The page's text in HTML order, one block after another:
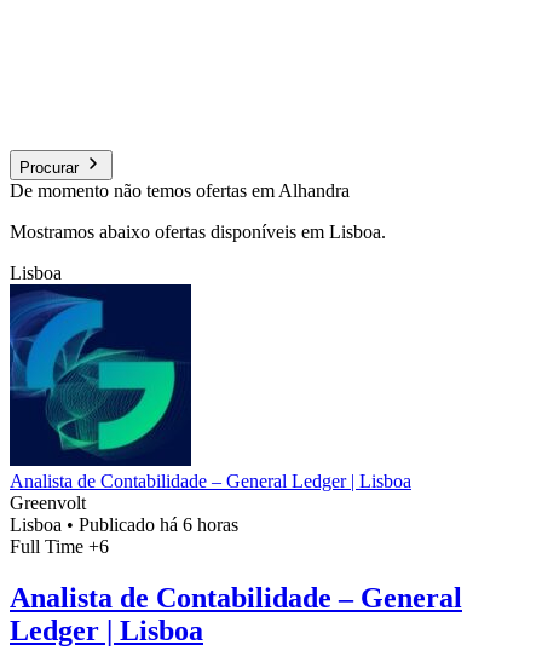
Procurar
De momento não temos ofertas em Alhandra
Mostramos abaixo ofertas disponíveis em Lisboa.
Lisboa
Analista de Contabilidade – General Ledger | Lisboa
Greenvolt
Lisboa • Publicado há 6 horas
Full Time +6
Analista de Contabilidade – General
Ledger | Lisboa